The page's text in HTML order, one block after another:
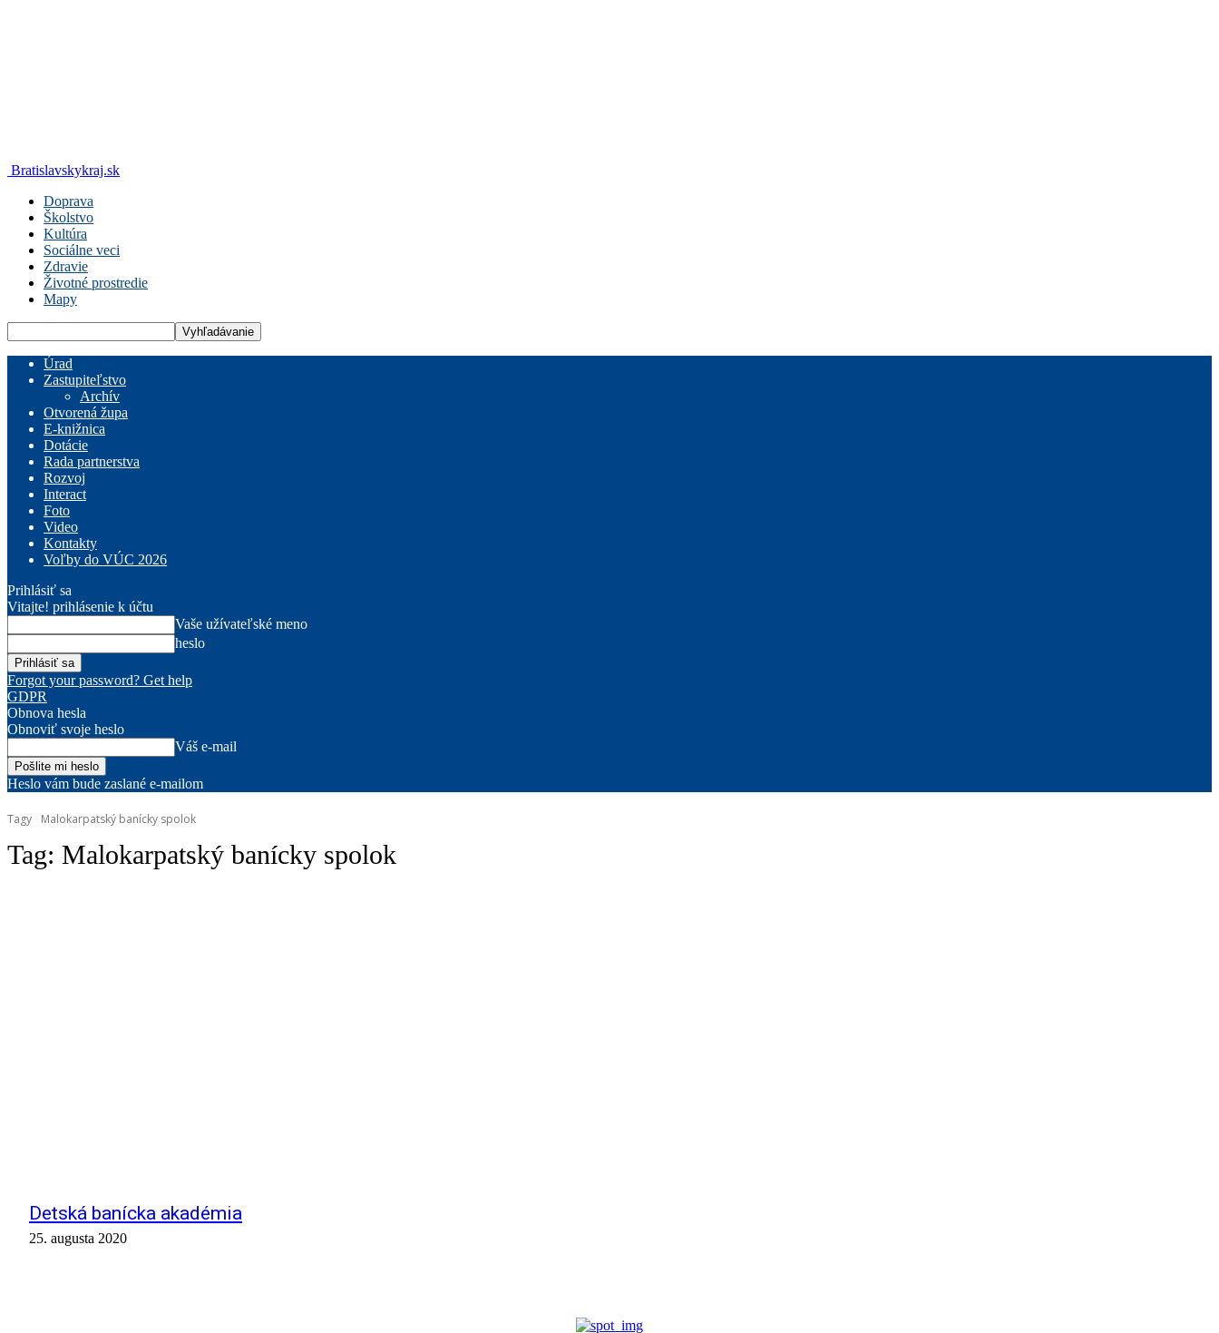
Bratislavskykraj.sk
Doprava
Školstvo
Kultúra
Sociálne veci
Zdravie
Životné prostredie
Mapy
Úrad
Zastupiteľstvo
Archív
Otvorená župa
E-knižnica
Dotácie
Rada partnerstva
Rozvoj
Interact
Foto
Video
Kontakty
Voľby do VÚC 2026
Prihlásiť sa
Vitajte! prihlásenie k účtu
Vaše užívateľské meno
heslo
Forgot your password? Get help
GDPR
Obnova hesla
Obnoviť svoje heslo
Váš e-mail
Heslo vám bude zaslané e-mailom
Tagy Malokarpatský banícky spolok
Tag: Malokarpatský banícky spolok
Detská banícka akadémia
25. augusta 2020